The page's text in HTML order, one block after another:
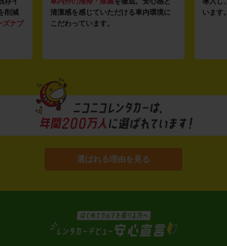
削減
ズナブ
清潔感を感じていただける車内環境に
こだわっています。
います
選ばれる理由を見る